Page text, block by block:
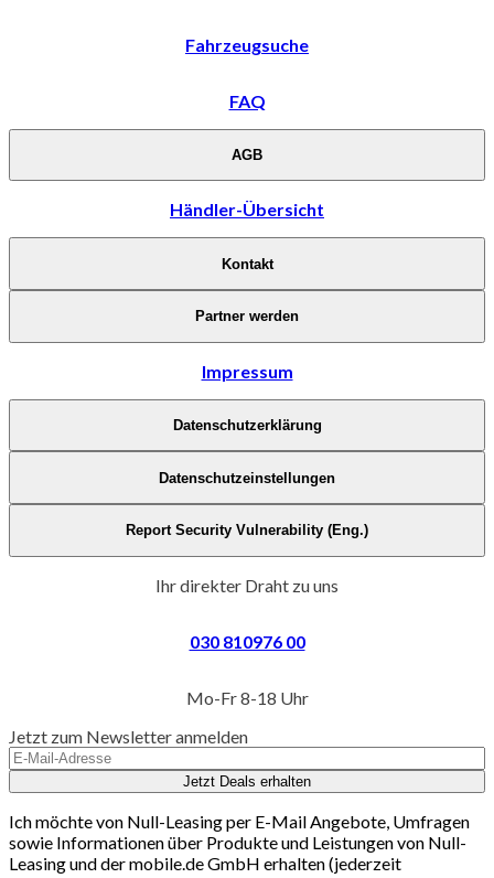
Fahrzeugsuche
FAQ
AGB
Händler-Übersicht
Kontakt
Partner werden
Impressum
Datenschutzerklärung
Datenschutzeinstellungen
Report Security Vulnerability (Eng.)
Ihr direkter Draht zu uns
030 810976 00
Mo-Fr 8-18 Uhr
Jetzt zum Newsletter anmelden
Jetzt Deals erhalten
Ich möchte von Null-Leasing per E-Mail Angebote, Umfragen
sowie Informationen über Produkte und Leistungen von Null-
Leasing und der mobile.de GmbH erhalten (jederzeit